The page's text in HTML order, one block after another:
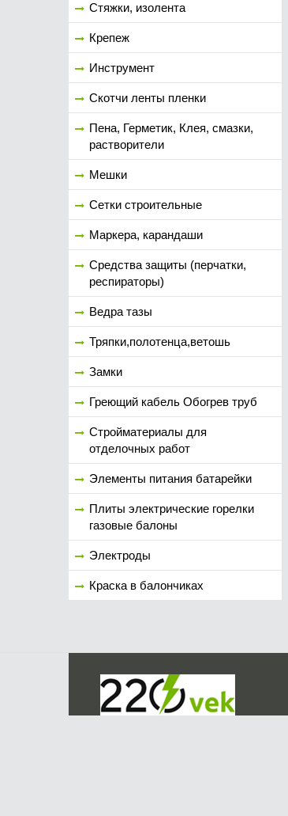
Стяжки, изолента
Крепеж
Инструмент
Скотчи ленты пленки
Пена, Герметик, Клея, смазки,
растворители
Мешки
Сетки строительные
Маркера, карандаши
Средства защиты (перчатки,
респираторы)
Ведра тазы
Тряпки,полотенца,ветошь
Замки
Греющий кабель Обогрев труб
Стройматериалы для
отделочных работ
Элементы питания батарейки
Плиты электрические горелки
газовые балоны
Электроды
Краска в балончиках